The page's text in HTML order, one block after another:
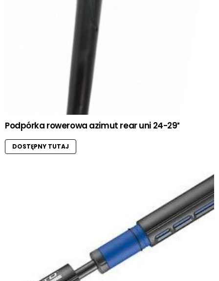
Podpórka rowerowa azimut rear uni 24-29″
DOSTĘPNY TUTAJ